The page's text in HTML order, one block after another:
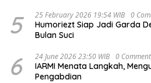
5 25 February 2026 19:54 WIB 0
Humoriezt Siap Jadi Garda
Bulan Suci
6 24 June 2026 23:50 WIB 0 Comment
IARMI Menata Langkah,
Pengabdian